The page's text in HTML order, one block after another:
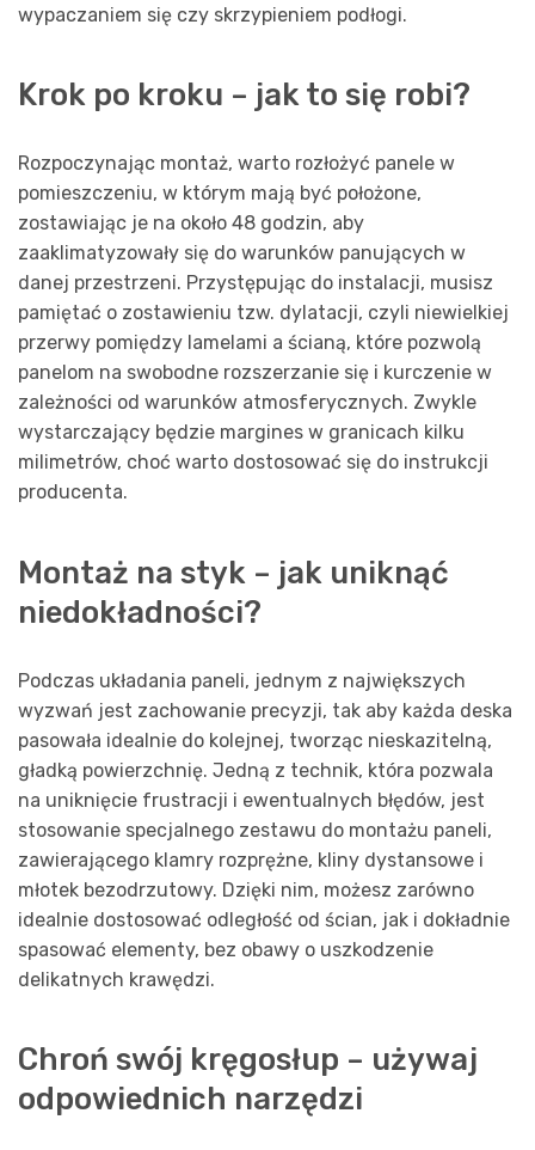
wypaczaniem się czy skrzypieniem podłogi.
Krok po kroku – jak to się robi?
Rozpoczynając montaż, warto rozłożyć panele w
pomieszczeniu, w którym mają być położone,
zostawiając je na około 48 godzin, aby
zaaklimatyzowały się do warunków panujących w
danej przestrzeni. Przystępując do instalacji, musisz
pamiętać o zostawieniu tzw. dylatacji, czyli niewielkiej
przerwy pomiędzy lamelami a ścianą, które pozwolą
panelom na swobodne rozszerzanie się i kurczenie w
zależności od warunków atmosferycznych. Zwykle
wystarczający będzie margines w granicach kilku
milimetrów, choć warto dostosować się do instrukcji
producenta.
Montaż na styk – jak uniknąć
niedokładności?
Podczas układania paneli, jednym z największych
wyzwań jest zachowanie precyzji, tak aby każda deska
pasowała idealnie do kolejnej, tworząc nieskazitelną,
gładką powierzchnię. Jedną z technik, która pozwala
na uniknięcie frustracji i ewentualnych błędów, jest
stosowanie specjalnego zestawu do montażu paneli,
zawierającego klamry rozprężne, kliny dystansowe i
młotek bezodrzutowy. Dzięki nim, możesz zarówno
idealnie dostosować odległość od ścian, jak i dokładnie
spasować elementy, bez obawy o uszkodzenie
delikatnych krawędzi.
Chroń swój kręgosłup – używaj
odpowiednich narzędzi